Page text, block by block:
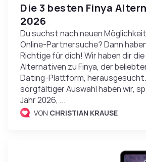
Die 3 besten Finya
2026
Du suchst nach neuen
Online-Partnersuche? Dann
Richtige für dich! Wir haben dir
Alternativen zu Finya, der
Dating-Plattform,
sorgfältiger Auswahl haben wir,
Jahr 2026, ...
VON CHRISTIAN KRAUSE